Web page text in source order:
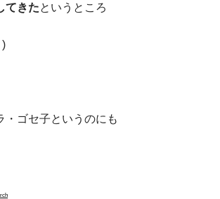
てきたというところ
)
・ゴセ子というのにも